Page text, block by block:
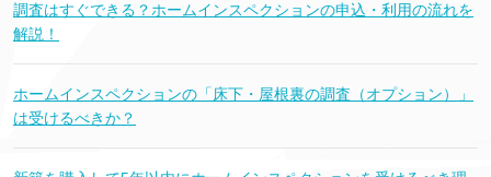
調査はすぐできる？ホームインスペクションの申込・利用の流れを
解説！
ホームインスペクションの「床下・屋根裏の調査（オプション）」
は受けるべきか？